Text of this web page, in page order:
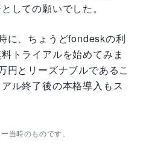
しての願いでした。
に、ちょうどfondeskの利
トライアルを始めてみま
円とリーズナブルであるこ
ル終了後の本格導入もス
当時のものです。